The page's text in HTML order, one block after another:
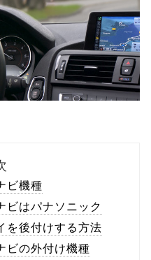
ビ機種
ビはパナソニック
を後付けする方法
ビの外付け機種